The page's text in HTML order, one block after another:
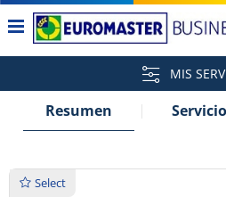
MIS
Resumen
Select